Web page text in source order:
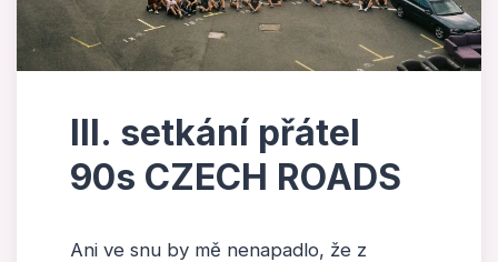
III. setkání přátel
90s CZECH ROADS
Ani ve snu by mě nenapadlo, že z